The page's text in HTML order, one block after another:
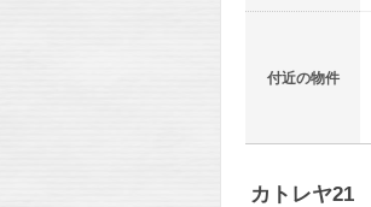
付近の物件
カトレヤ21